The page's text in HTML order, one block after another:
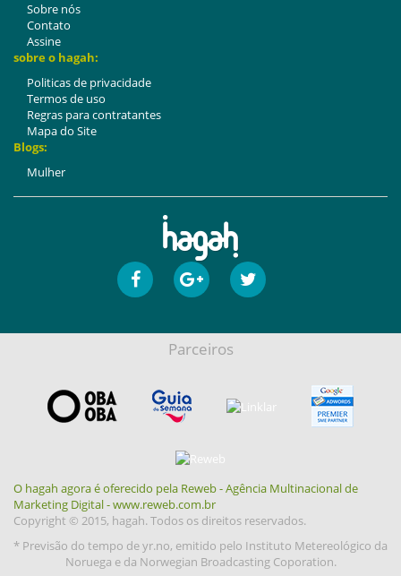
Sobre nós
Contato
Assine
sobre o hagah:
Politicas de privacidade
Termos de uso
Regras para contratantes
Mapa do Site
Blogs:
Mulher
Parceiros
O hagah agora é oferecido pela Reweb - Agência Multinacional de
Marketing Digital - www.reweb.com.br
Copyright © 2015, hagah. Todos os direitos reservados.
* Previsão do tempo de yr.no, emitido pelo Instituto Metereológico da
Noruega e da Norwegian Broadcasting Coporation.